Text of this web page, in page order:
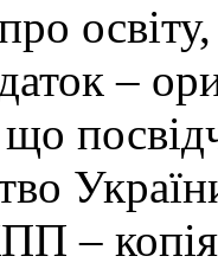
освіту,
–
– копія